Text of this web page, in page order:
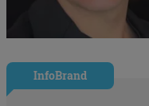
InfoBrand